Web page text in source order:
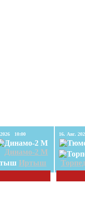
16. Авг. 2026 10:00
Динамо-2 М
Иртыш